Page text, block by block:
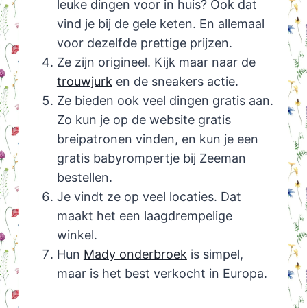
leuke dingen voor in huis? Ook dat
vind je bij de gele keten. En allemaal
voor dezelfde prettige prijzen.
Ze zijn origineel. Kijk maar naar de
trouwjurk en de sneakers actie.
Ze bieden ook veel dingen gratis aan.
Zo kun je op de website gratis
breipatronen vinden, en kun je een
gratis babyrompertje bij Zeeman
bestellen.
Je vindt ze op veel locaties. Dat
maakt het een laagdrempelige
winkel.
Hun Mady onderbroek is simpel,
maar is het best verkocht in Europa.